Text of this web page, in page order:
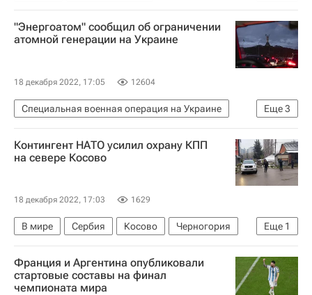
Всемирное антидопинговое агентство (WADA)
Международная федерация футбола (ФИФА)
"Энергоатом" сообщил об ограничении
атомной генерации на Украине
18 декабря 2022, 17:05 12604
Еще3
Специальная военная операция на Украине
Украина
Энергоатом В мире
Контингент НАТО усилил охрану КПП
на севере Косово
18 декабря 2022, 17:03 1629
Еще 1
В мире Сербия Косово
Черногория
НАТО
Франция и Аргентина опубликовали
стартовые составы на финал
чемпионата мира